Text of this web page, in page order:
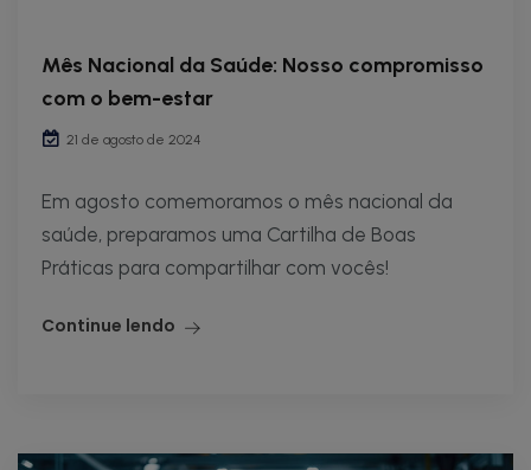
Mês Nacional da Saúde: Nosso compromisso
com o bem-estar
21 de agosto de 2024
Em agosto comemoramos o mês nacional da
saúde, preparamos uma Cartilha de Boas
Práticas para compartilhar com vocês!
Continue lendo